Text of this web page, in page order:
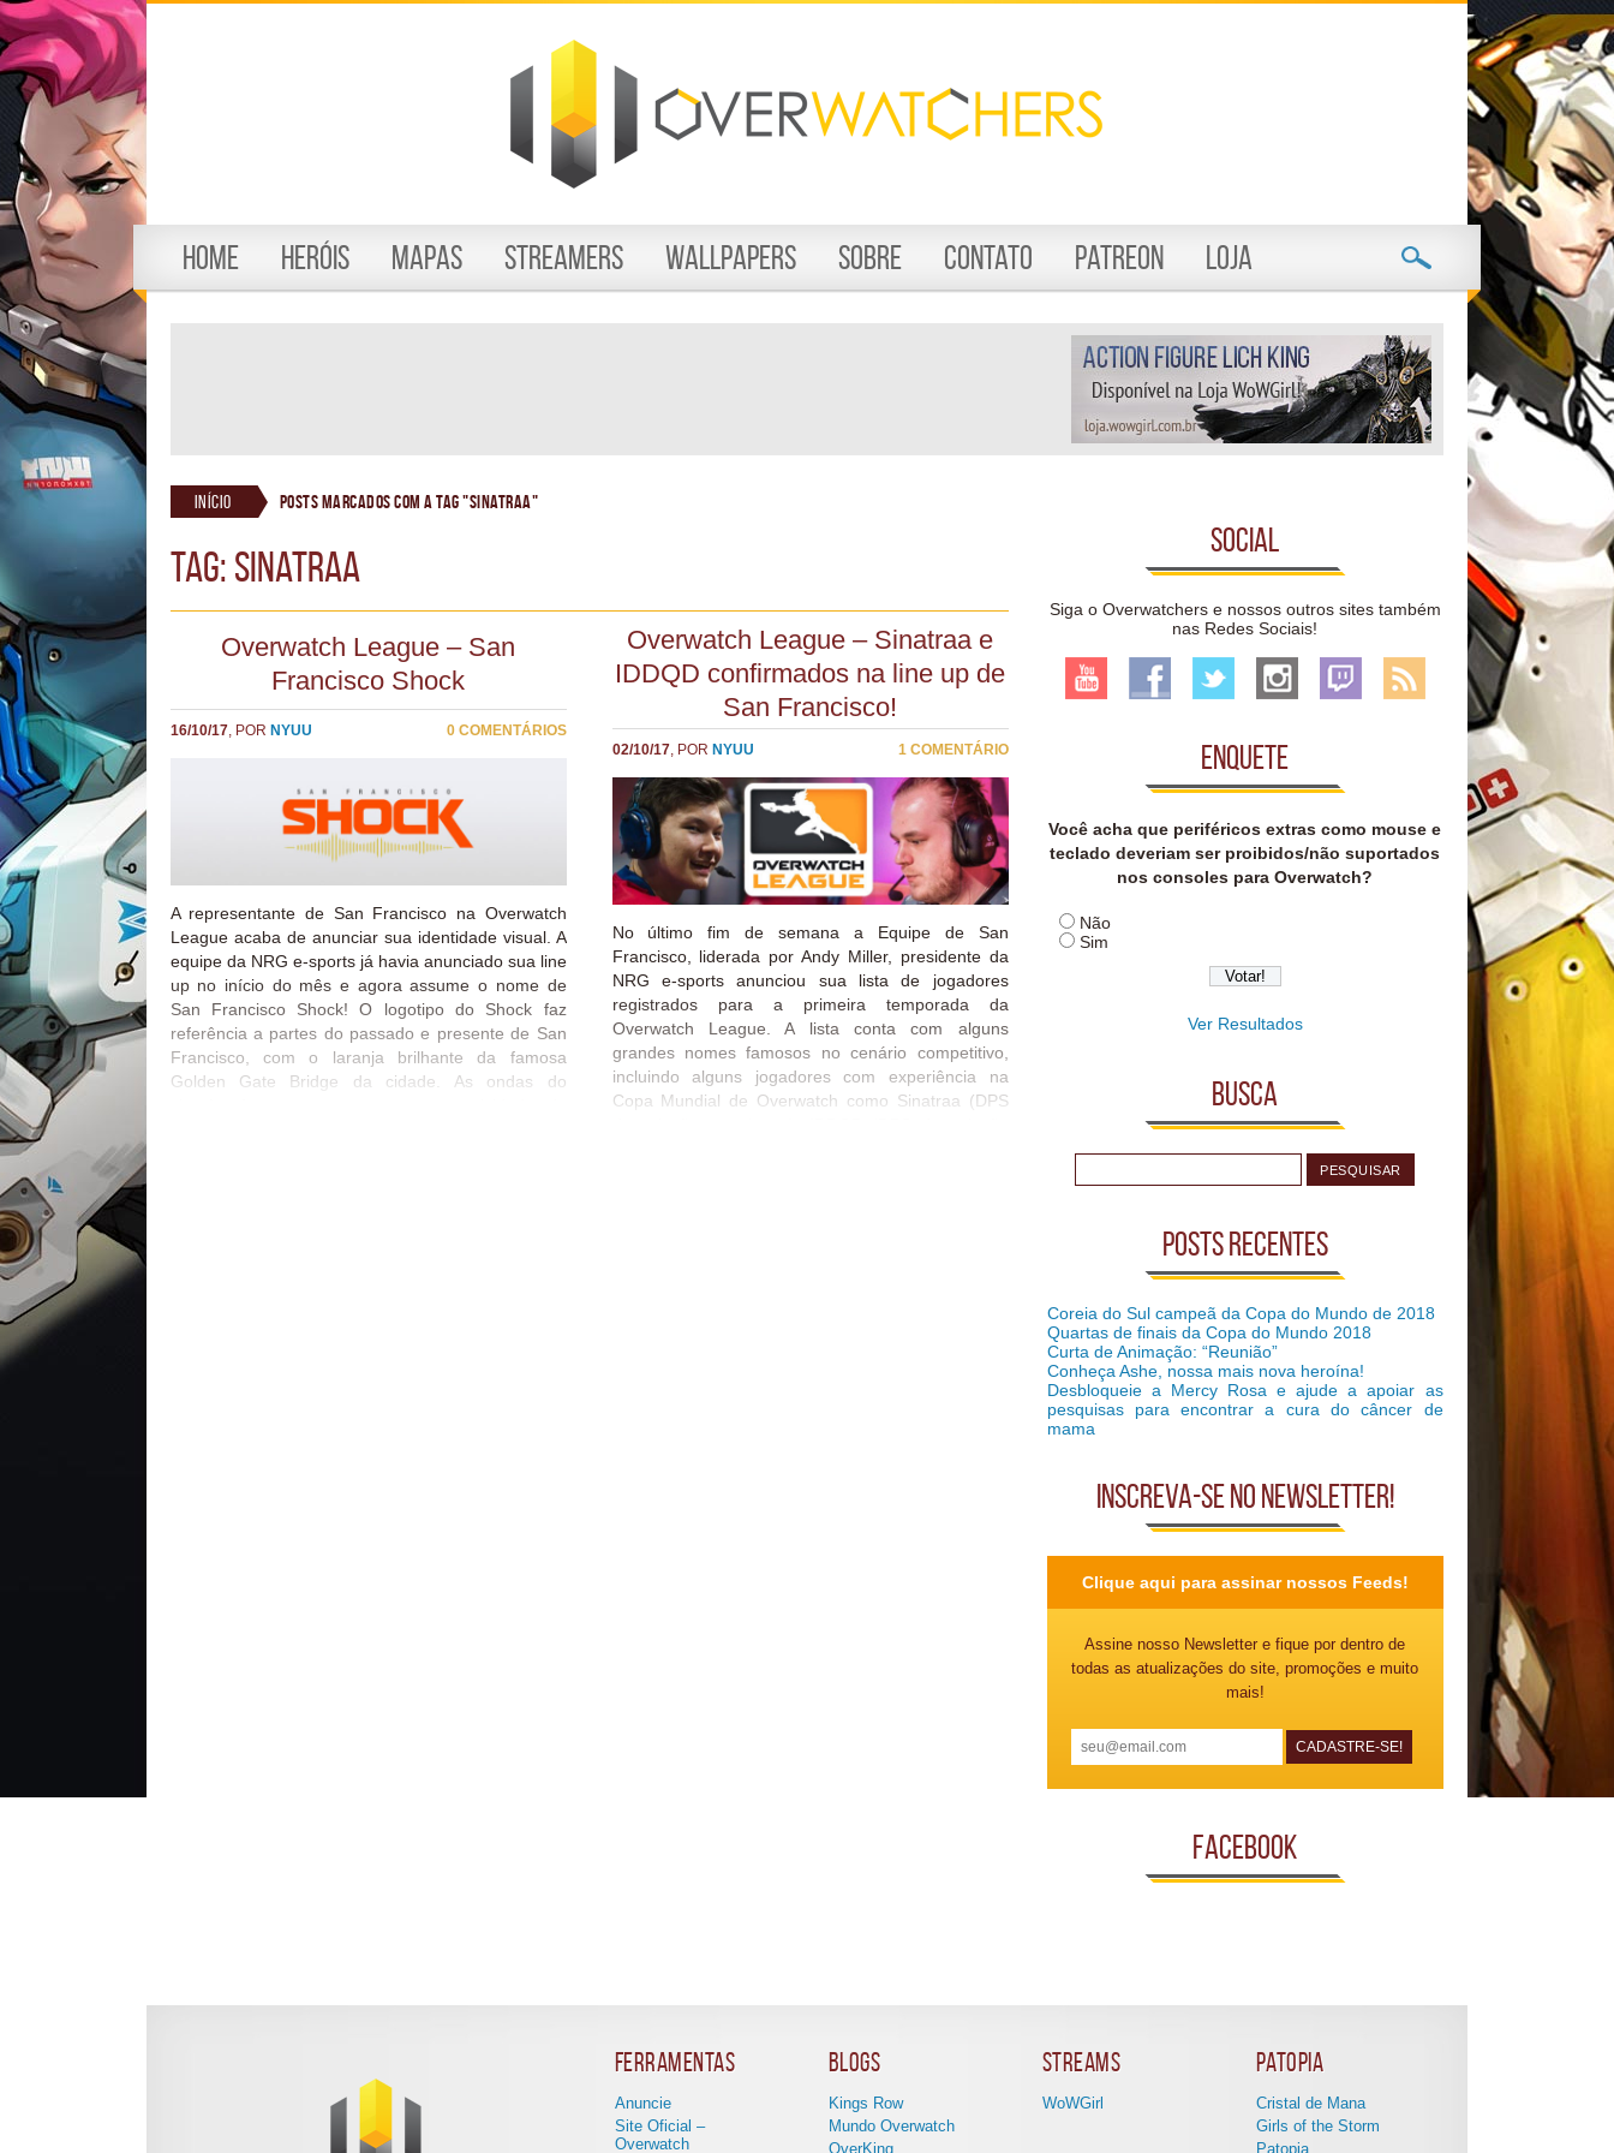
Home Heróis Mapas Streamers Wallpapers Sobre Contato Patreon Loja
Início Posts marcados com a tag "sinatraa"
TAG: sinatraa
Overwatch League – San
Francisco Shock
16/10/17, POR NYUU 0 COMENTÁRIOS
A representante de San Francisco na Overwatch
League acaba de anunciar sua identidade visual. A
equipe da NRG e-sports já havia anunciado sua line
up no início do mês e agora assume o nome de
San Francisco Shock! O logotipo do Shock faz
referência a partes do passado e presente de San
Francisco, com o laranja brilhante da famosa
Golden Gate Bridge da cidade. As ondas do
Overwatch League – Sinatraa e
IDDQD confirmados na line up de
San Francisco!
02/10/17, POR NYUU 1 COMENTÁRIO
No último fim de semana a Equipe de San
Francisco, liderada por Andy Miller, presidente da
NRG e-sports anunciou sua lista de jogadores
registrados para a primeira temporada da
Overwatch League. A lista conta com alguns
grandes nomes famosos no cenário competitivo,
incluindo alguns jogadores com experiência na
Copa Mundial de Overwatch como Sinatraa (DPS
Social
Siga o Overwatchers e nossos outros sites também
nas Redes Sociais!
Enquete
Você acha que periféricos extras como mouse e
teclado deveriam ser proibidos/não suportados
nos consoles para Overwatch?
Não
Sim
Ver Resultados
Busca
Posts recentes
Coreia do Sul campeã da Copa do Mundo de 2018
Quartas de finais da Copa do Mundo 2018
Curta de Animação: “Reunião”
Conheça Ashe, nossa mais nova heroína!
Desbloqueie a Mercy Rosa e ajude a apoiar as
pesquisas para encontrar a cura do câncer de
mama
Inscreva-se no Newsletter!
Clique aqui para assinar nossos Feeds!
Assine nosso Newsletter e fique por dentro de
todas as atualizações do site, promoções e muito
mais!
Facebook
Ferramentas
Anuncie
Site Oficial –
Overwatch
Blogs
Kings Row
Mundo Overwatch
OverKing
Streams
WoWGirl
Patopia
Cristal de Mana
Girls of the Storm
Patopia